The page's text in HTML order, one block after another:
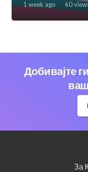
1 week ago 60
Добивајте
За